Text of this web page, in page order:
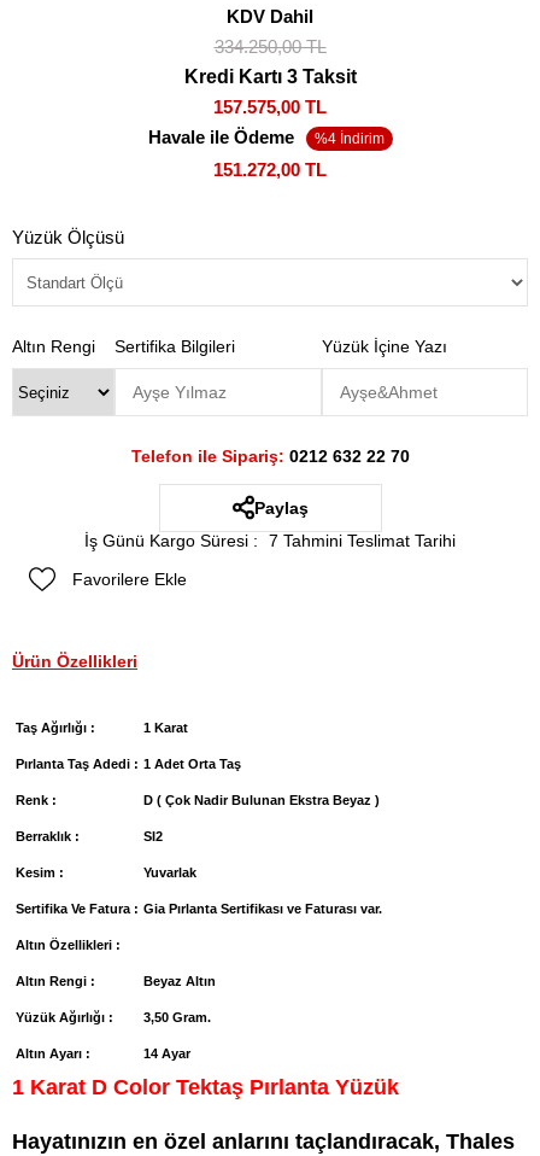
KDV Dahil
334.250,00 TL
Kredi Kartı 3 Taksit
157.575,00 TL
Havale ile Ödeme
151.272,00 TL
Yüzük Ölçüsü
Altın Rengi Sertifika Bilgileri Yüzük İçine Yazı
Telefon ile Sipariş: 0212 632 22 70
Paylaş
İş Günü Kargo Süresi :
7 Tahmini Teslimat Tarihi
Favorilere Ekle
Ürün Özellikleri
Taş Ağırlığı : 1 Karat
Pırlanta Taş Adedi : 1 Adet Orta Taş
Renk : D ( Çok Nadir Bulunan Ekstra Beyaz )
Berraklık : SI2
Kesim : Yuvarlak
Sertifika Ve Fatura : Gia Pırlanta Sertifikası ve Faturası var.
Altın Özellikleri :
Altın Rengi : Beyaz Altın
Yüzük Ağırlığı : 3,50 Gram.
Altın Ayarı : 14 Ayar
1 Karat D Color Tektaş Pırlanta Yüzük
Hayatınızın en özel anlarını taçlandıracak, Thales